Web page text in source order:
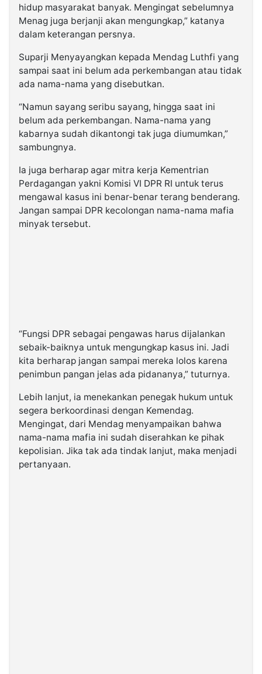
hidup masyarakat banyak. Mengingat sebelumnya
Menag juga berjanji akan mengungkap,” katanya
dalam keterangan persnya.
Suparji Menyayangkan kepada Mendag Luthfi yang
sampai saat ini belum ada perkembangan atau tidak
ada nama-nama yang disebutkan.
“Namun sayang seribu sayang, hingga saat ini
belum ada perkembangan. Nama-nama yang
kabarnya sudah dikantongi tak juga diumumkan,”
sambungnya.
Ia juga berharap agar mitra kerja Kementrian
Perdagangan yakni Komisi VI DPR RI untuk terus
mengawal kasus ini benar-benar terang benderang.
Jangan sampai DPR kecolongan nama-nama mafia
minyak tersebut.
“Fungsi DPR sebagai pengawas harus dijalankan
sebaik-baiknya untuk mengungkap kasus ini. Jadi
kita berharap jangan sampai mereka lolos karena
penimbun pangan jelas ada pidananya,” tuturnya.
Lebih lanjut, ia menekankan penegak hukum untuk
segera berkoordinasi dengan Kemendag.
Mengingat, dari Mendag menyampaikan bahwa
nama-nama mafia ini sudah diserahkan ke pihak
kepolisian. Jika tak ada tindak lanjut, maka menjadi
pertanyaan.